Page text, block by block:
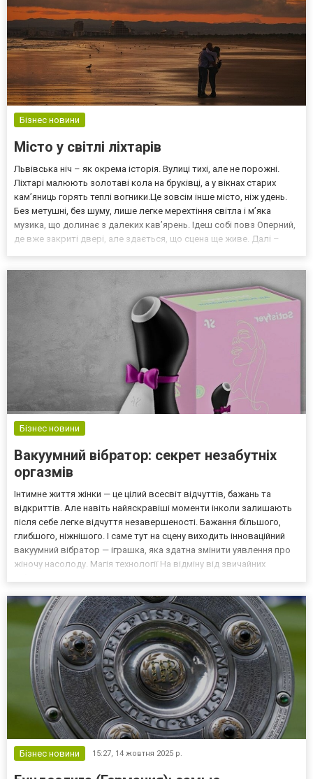
Бізнес новини
Місто у світлі ліхтарів
Львівська ніч – як окрема історія. Вулиці тихі, але не порожні.
Ліхтарі малюють золотаві кола на бруківці, а у вікнах старих
кам’яниць горять теплі вогники.Це зовсім інше місто, ніж удень.
Без метушні, без шуму, лише легке мерехтіння світла і м’яка
музика, що долинає з далеких кав’ярень. Ідеш собі повз Оперний,
де вже закриті двері, але здається, що сцена ще живе. Далі –
Бізнес новини
Вакуумний вібратор: секрет незабутніх
оргазмів
Інтимне життя жінки — це цілий всесвіт відчуттів, бажань та
відкриттів. Але навіть найяскравіші моменти інколи залишають
після себе легке відчуття незавершеності. Бажання більшого,
глибшого, ніжнішого. І саме тут на сцену виходить інноваційний
вакуумний вібратор — іграшка, яка здатна змінити уявлення про
жіночу насолоду. Магія технології На відміну від звичайних
Бізнес новини 15:27, 14 жовтня 2025 р.